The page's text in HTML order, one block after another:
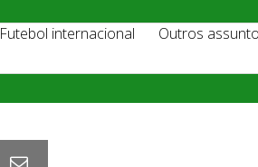
Futebol internacional Outros